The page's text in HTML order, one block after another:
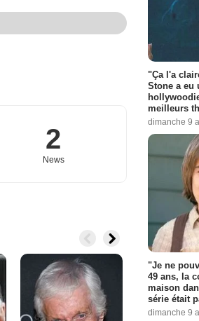
2
News
"Ça l'a
Stone a eu
meilleurs
dimanche 9
"Je ne
49 ans, la
maison
série était
dimanche 9